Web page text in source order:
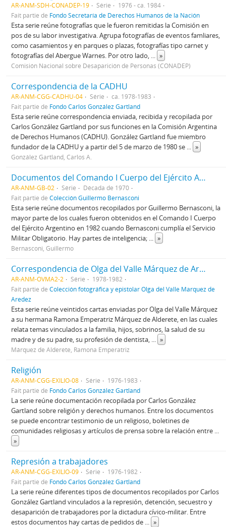
AR-ANM-SDH-CONADEP-19 Série
1976 - ca. 1984
Fait partie de Fondo Secretaría de Derechos Humanos de la Nación
Esta serie reúne fotografías que le fueron remitidas la Comisión en
pos de su labor investigativa. Agrupa fotografías de eventos famliares,
como casamientos y en parques o plazas, fotografías tipo carnet y
fotografías del Abergue Warnes. Por otro lado, ... »
Comisión Nacional sobre Desaparición de Personas (CONADEP)
Correspondencia de la CADHU
AR-ANM-CGG-CADHU-04 Série
ca. 1978-1983
Fait partie de Fondo Carlos González Gartland
Esta serie reúne correspondencia enviada, recibida y recopilada por
Carlos González Gartland por sus funciones en la Comisión Argentina
de Derechos Humanos (CADHU). González Gartland fue miembro
fundador de la CADHU y a partir del 5 de marzo de 1980 se ... »
González Gartland, Carlos A.
Documentos del Comando I Cuerpo del Ejército Argentino
AR-ANM-GB-02 Série
Década de 1970
Fait partie de Colección Guillermo Bernasconi
Esta serie reúne documentos recopilados por Guillermo Bernasconi, la
mayor parte de los cuales fueron obtenidos en el Comando I Cuerpo
del Ejército Argentino en 1982 cuando Bernasconi cumplía el Servicio
Militar Obligatorio. Hay partes de inteligencia; ... »
Bernasconi, Guillermo
Correspondencia de Olga del Valle Márquez de Aredez
AR-ANM-OVMA2-2 Série
1978-1982
Fait partie de Colección fotográfica y epistolar Olga del Valle Marquez de
Aredez
Esta serie reúne veintidos cartas enviadas por Olga del Valle Márquez
a su hermana Ramona Emperatriz Márquez de Alderete, en las cuales
relata temas vinculados a la familia, hijos, sobrinos, la salud de su
madre y de su padre, su profesión de dentista, ... »
Márquez de Alderete, Ramona Emperatriz
Religión
AR-ANM-CGG-EXILIO-08 Série
1976-1983
Fait partie de Fondo Carlos González Gartland
La serie reúne documentación recopilada por Carlos González
Gartland sobre religión y derechos humanos. Entre los documentos
se puede encontrar testimonio de un religioso, boletines de
comunidades religiosas y artículos de prensa sobre la relación entre ...
»
Represión a trabajadores
AR-ANM-CGG-EXILIO-09 Série
1976-1982
Fait partie de Fondo Carlos González Gartland
La serie reúne diferentes tipos de documentos recopilados por Carlos
González Gartland vinculados a la represión, detención, secuestro y
desaparición de trabajadores por la dictadura cívico-militar. Entre
estos documentos hay cartas de pedidos de ... »